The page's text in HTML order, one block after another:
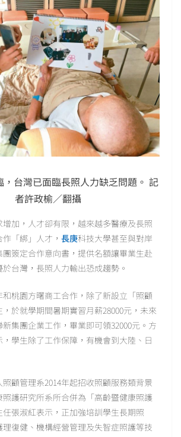
，台灣已面臨長照人力缺乏問題。 記
者許政榆／翻攝
增加，人才卻有限，越來越多醫療及長照
「綁」人才， 長庚科技大學甚至與對岸
簽定合作意向書，提供名額讓畢業生赴
於台灣，長照人力輸出恐成趨勢。
桃園方曙商工合作，除了新設立「照顧
於就學期間暑期實習月薪28000元，未來
集團企業工作，畢業即可領32000元。方
學生除了工作保障，有機會到大陸、日
顧管理系2014年起招收照顧服務類背景
護研究所系所合併為「高齡暨健康照護
張淑紅表示，正加強培訓學生長期照
復健、機構經營管理及失智症照護等技